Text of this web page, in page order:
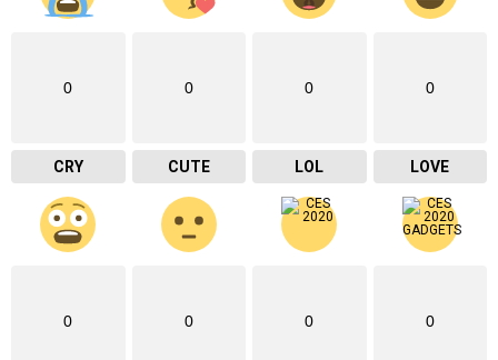
0
CRY
0
CUTE
0
LOL
0
LOVE
0 0 0 0